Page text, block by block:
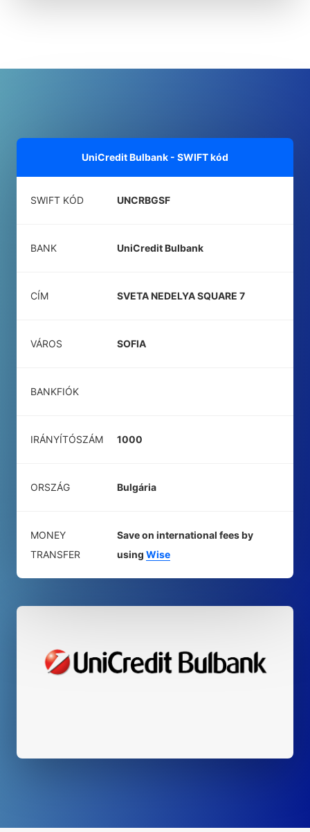
UniCredit Bulbank - SWIFT kód
SWIFT KÓD UNCRBGSF
BANK UniCredit Bulbank
CÍM SVETA NEDELYA SQUARE 7
VÁROS SOFIA
BANKFIÓK
IRÁNYÍTÓSZÁM 1000
ORSZÁG Bulgária
MONEY
TRANSFER
Save on international fees by
using Wise